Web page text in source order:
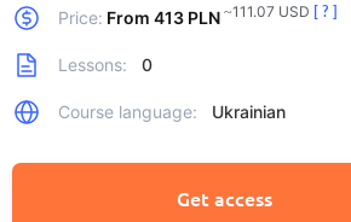
Price: From 413 PLN ~111.07 USD [ ? ]
Lessons: 0
Course language: Ukrainian
Get access